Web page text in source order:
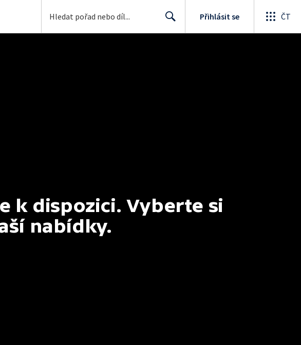
Přihlásit se ČT
k dispozici. Vyberte si
nabídky.